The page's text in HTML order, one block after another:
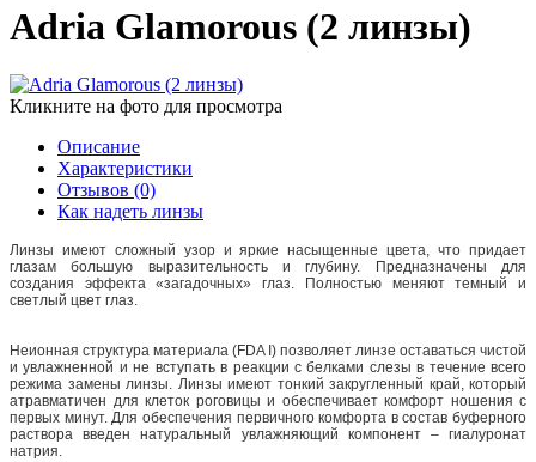
Adria Glamorous (2 линзы)
Кликните на фото для просмотра
Описание
Характеристики
Отзывов (0)
Как надеть линзы
Линзы имеют сложный узор и яркие насыщенные цвета, что придает
глазам большую выразительность и глубину. Предназначены для
создания эффекта «загадочных» глаз. Полностью меняют темный и
светлый цвет глаз.
Неионная структура материала (FDA I) позволяет линзе оставаться чистой
и увлажненной и не вступать в реакции с белками слезы в течение всего
режима замены линзы. Линзы имеют тонкий закругленный край, который
атравматичен для клеток роговицы и обеспечивает комфорт ношения с
первых минут. Для обеспечения первичного комфорта в состав буферного
раствора введен натуральный увлажняющий компонент – гиалуронат
натрия.